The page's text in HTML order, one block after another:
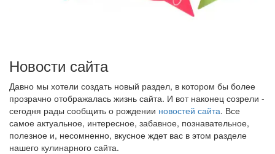
Новости сайта
Давно мы хотели создать новый раздел, в котором бы более
прозрачно отображалась жизнь сайта. И вот наконец созрели -
сегодня рады сообщить о рождении новостей сайта. Все
самое актуальное, интересное, забавное, познавательное,
полезное и, несомненно, вкусное ждет вас в этом разделе
нашего кулинарного сайта.